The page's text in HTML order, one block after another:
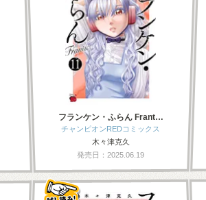
フランケン・ふらん Frant…
チャンピオンREDコミックス
木々津克久
発売日：2025.06.19